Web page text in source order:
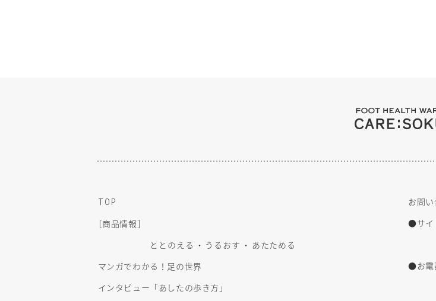
TOP
［商品情報］
ととのえる
うるおす
あたためる
マンガでわかる！足の世界
インタビュー「あしたの歩き方」
お問
●サイ
●お電